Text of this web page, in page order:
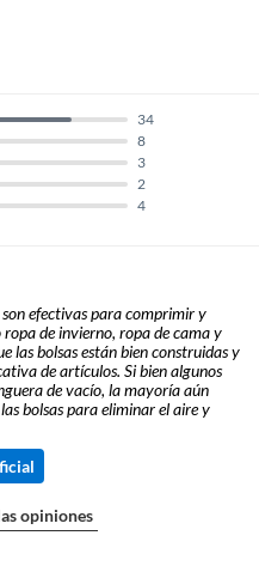
4
2
3
8
34
efectivas para comprimir y
de invierno, ropa de cama y
las bolsas están bien construidas y
de artículos. Si bien algunos
de vacío, la mayoría aún
bolsas para eliminar el aire y
opiniones